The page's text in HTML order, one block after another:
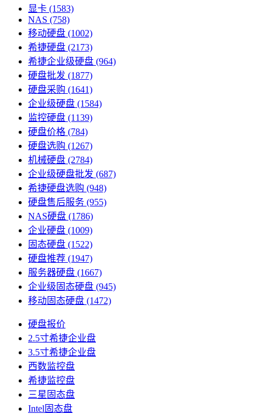
显卡 (1583)
NAS (758)
移动硬盘 (1002)
希捷硬盘 (2173)
希捷企业级硬盘 (964)
硬盘批发 (1877)
硬盘采购 (1641)
企业级硬盘 (1584)
监控硬盘 (1139)
硬盘价格 (784)
硬盘选购 (1267)
机械硬盘 (2784)
企业级硬盘批发 (687)
希捷硬盘选购 (948)
硬盘售后服务 (955)
NAS硬盘 (1786)
企业硬盘 (1009)
固态硬盘 (1522)
硬盘推荐 (1947)
服务器硬盘 (1667)
企业级固态硬盘 (945)
移动固态硬盘 (1472)
硬盘报价
2.5寸希捷企业盘
3.5寸希捷企业盘
西数监控盘
希捷监控盘
三星固态盘
Intel固态盘